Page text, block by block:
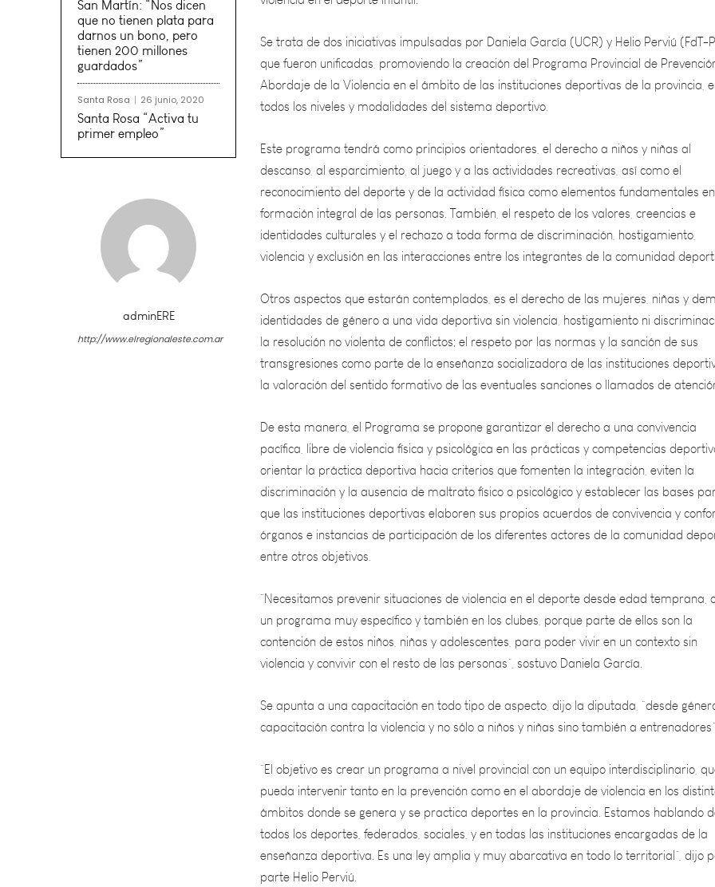
San Martín: “Nos dicen
que no tienen plata para
darnos un bono, pero
tienen 200 millones
guardados”
Santa Rosa 26 junio, 2020
Santa Rosa “Activa tu
primer empleo”
adminERE
http://www.elregionaleste.com.ar
que fueron unificadas, promoviendo la creación del Programa Provincial de
Abordaje de la Violencia en el ámbito de las instituciones deportivas de la
todos los niveles y modalidades del sistema deportivo.
Este programa tendrá como principios orientadores, el derecho a niños y niñas al
descanso, al esparcimiento, al juego y a las actividades recreativas, así como el
reconocimiento del deporte y de la actividad física como elementos fundamentales en la
formación integral de las personas. También, el respeto de los valores, creencias e
identidades culturales y el rechazo a toda forma de discriminación, hostigamiento,
violencia y exclusión en las interacciones entre los integrantes de la comunidad deportiva.
Otros aspectos que estarán contemplados, es el derecho de las mujeres, niñas y
identidades de género a una vida deportiva sin violencia, hostigamiento ni
la resolución no violenta de conflictos; el respeto por las normas y la sanción de sus
transgresiones como parte de la enseñanza socializadora de las instituciones
la valoración del sentido formativo de las eventuales sanciones o llamados de
De esta manera, el Programa se propone garantizar el derecho a una convivencia
pacífica, libre de violencia física y psicológica en las prácticas y competencias deportivas;
orientar la práctica deportiva hacia criterios que fomenten la integración, eviten la
discriminación y la ausencia de maltrato físico o psicológico y establecer las bases
que las instituciones deportivas elaboren sus propios acuerdos de convivencia y
órganos e instancias de participación de los diferentes actores de la comunidad
entre otros objetivos.
“Necesitamos prevenir situaciones de violencia en el deporte desde edad temprana, con
un programa muy específico y también en los clubes, porque parte de ellos son la
contención de estos niños, niñas y adolescentes, para poder vivir en un contexto sin
violencia y convivir con el resto de las personas”, sostuvo Daniela García.
Se apunta a una capacitación en todo tipo de aspecto, dijo la diputada, “desde género,
capacitación contra la violencia y no sólo a niños y niñas sino también a
“El objetivo es crear un programa a nivel provincial con un equipo interdisciplinario,
pueda intervenir tanto en la prevención como en el abordaje de violencia en los
ámbitos donde se genera y se practica deportes en la provincia. Estamos
todos los deportes, federados, sociales, y en todas las instituciones encargadas de la
enseñanza deportiva. Es una ley amplia y muy abarcativa en todo lo territorial”, dijo
parte Helio Perviú.